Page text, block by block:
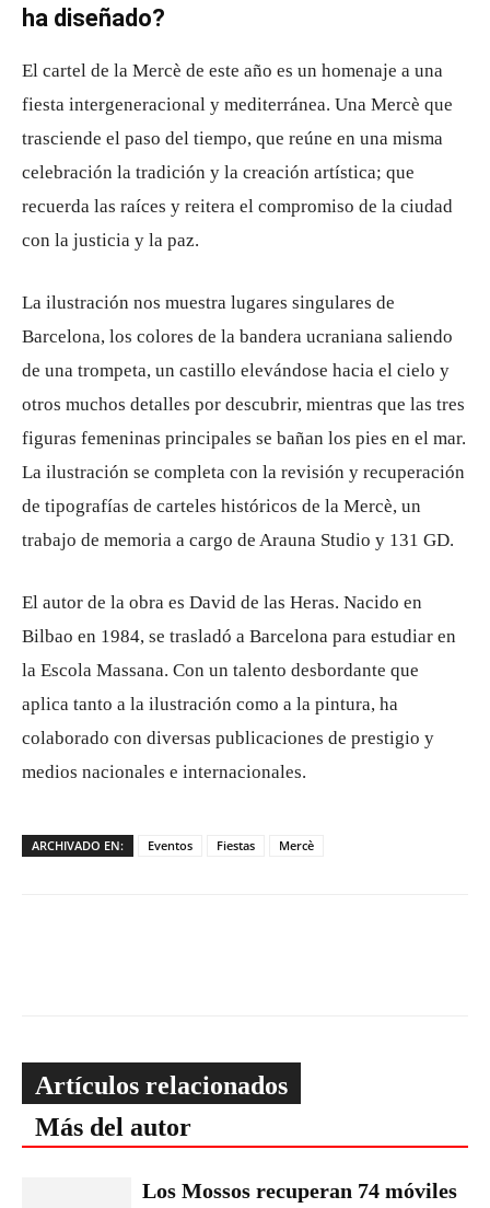
ha diseñado?
El cartel de la Mercè de este año es un homenaje a una
fiesta intergeneracional y mediterránea. Una Mercè que
trasciende el paso del tiempo, que reúne en una misma
celebración la tradición y la creación artística; que
recuerda las raíces y reitera el compromiso de la ciudad
con la justicia y la paz.
La ilustración nos muestra lugares singulares de
Barcelona, ​​los colores de la bandera ucraniana saliendo
de una trompeta, un castillo elevándose hacia el cielo y
otros muchos detalles por descubrir, mientras que las tres
figuras femeninas principales se bañan los pies en el mar.
La ilustración se completa con la revisión y recuperación
de tipografías de carteles históricos de la Mercè, un
trabajo de memoria a cargo de Arauna Studio y 131 GD.
El autor de la obra es David de las Heras. Nacido en
Bilbao en 1984, se trasladó a Barcelona para estudiar en
la Escola Massana. Con un talento desbordante que
aplica tanto a la ilustración como a la pintura, ha
colaborado con diversas publicaciones de prestigio y
medios nacionales e internacionales.
ARCHIVADO EN: Eventos Fiestas Mercè
Artículos relacionados
Más del autor
Los Mossos recuperan 74 móviles